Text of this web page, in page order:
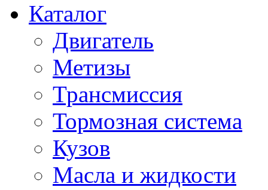
Каталог
Двигатель
Метизы
Трансмиссия
Тормозная система
Кузов
Масла и жидкости